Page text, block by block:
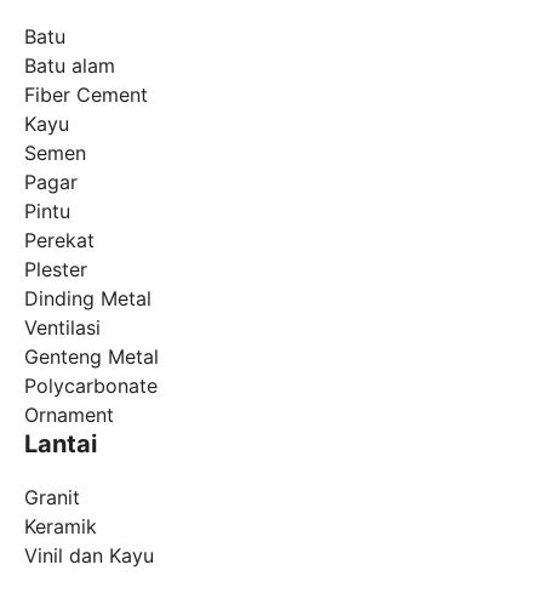
Batu
Batu alam
Fiber Cement
Kayu
Semen
Pagar
Pintu
Perekat
Plester
Dinding Metal
Ventilasi
Genteng Metal
Polycarbonate
Ornament
Lantai
Granit
Keramik
Vinil dan Kayu